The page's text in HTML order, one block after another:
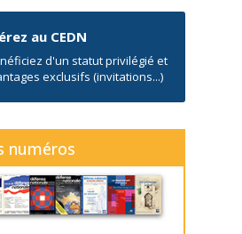
au CEDN
d'un statut privilégié et
exclusifs (invitations...)
numéros